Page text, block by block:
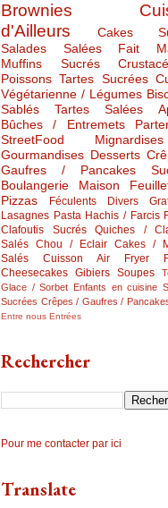
Brownies
d'Ailleurs
Cakes
Salades Salées
Fait
Muffins Sucrés
Poissons Tartes Sucrées
Végétarienne / Légumes
Sablés
Tartes Salées
Bûches / Entremets
StreetFood
Gourmandises Desserts
Gaufres / Pancakes
Boulangerie Maison
Pizzas
Féculents Divers
Lasagnes Pasta Hachis / Farcis
Clafoutis Sucrés
Quiches /
Salés Chou / Eclair Cakes /
Salés
Cuisson Air Fryer
Cheesecakes Gibiers Soupes
Glace / Sorbet Enfants en cuisine
Sucrées Crêpes / Gaufres /
Entre nous Entrées
Rechercher
Pour me contacter par ici
Translate